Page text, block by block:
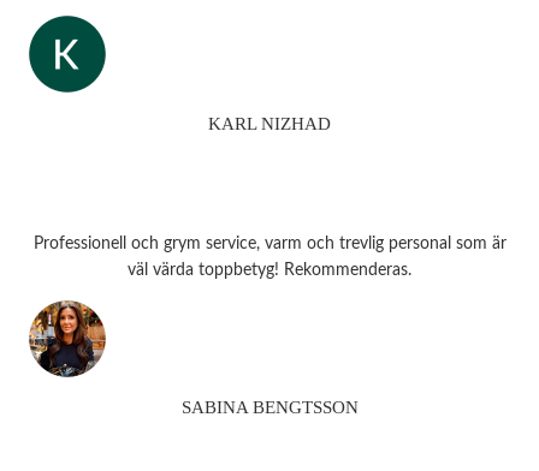
KARL NIZHAD
Professionell och grym service, varm och trevlig personal som är
väl värda toppbetyg! Rekommenderas.
SABINA BENGTSSON